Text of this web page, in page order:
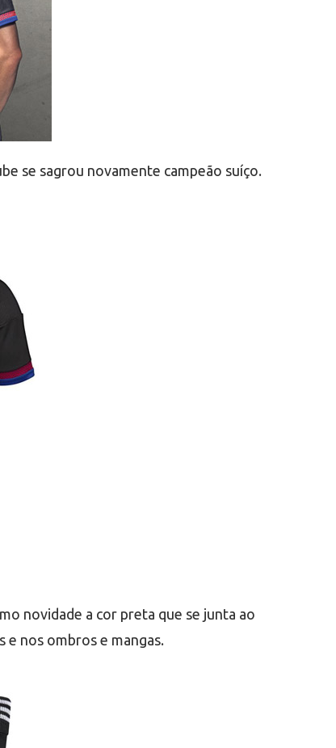
se sagrou novamente campeão suíço.
novidade a cor preta que se junta ao
nos ombros e mangas.